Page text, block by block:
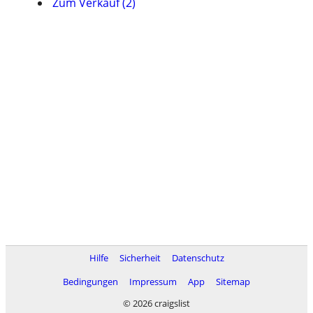
Hilfe Sicherheit
Datenschutz
Bedingungen
Impressum App
Sitemap
© 2026 craigslist